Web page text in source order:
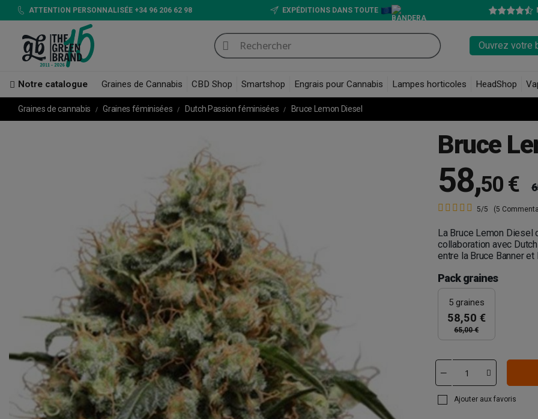
ATTENTION PERSONNALISÉE +34 96 206 62 98 EXPÉDITIONS DANS TOUTE
Ouvrez votre
Notre catalogue Graines de Cannabis CBD Shop Smartshop Engrais pour Cannabis Lampes horticoles HeadShop
Graines de cannabis Graines féminisées Dutch Passion féminisées Bruce Lemon Diesel
Bruce
58,50 €
5/5 (5
La Bruce Lemon Diesel
collaboration avec
entre la Bruce Banner et
Pack graines
5 graines
58,50 €
65,00 €
Ajouter aux favoris